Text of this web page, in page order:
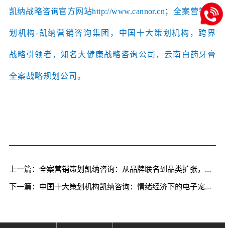
凯纳战略咨询官方网站http://www.cannor.cn； 全案营销策
划 机构-凯纳营销咨询集团，中国十大策划机构，跨界
战略引领者，知名大健康战略咨询公司，云南白药牙膏
全案战略规划公司。
上一篇：全案营销策划凯纳咨询：从品牌联名到品类扩张，茶饮品牌为什么集体玩跨界（三）
下一篇：中国十大策划机构凯纳咨询：情绪经济下的电子宠物“陪伴争宠”（中）